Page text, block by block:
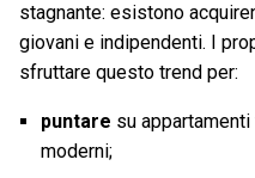
stagnante: esistono
giovani e indipendenti. I
sfruttare questo trend per:
puntare su
moderni;